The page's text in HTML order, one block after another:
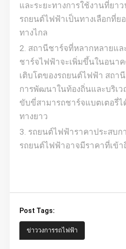
และระยะทางการใช้งานที่ยา
รถยนต์ไฟฟ้าเป็นทางเลือกที่ย
ทางไกล
สถานีชาร์จที่หลากหลายแล
ชาร์จไฟฟ้าจะเพิ่มขึ้นในอนาค
เติบโตของรถยนต์ไฟฟ้า สถา
การพัฒนาในท้องถิ่นและบริเ
ขับขี่สามารถชาร์จแบตเตอรี่ไ
ทางยาว
รถยนต์ไฟฟ้าราคาประสบ
รถยนต์ไฟฟ้าอาจมีราคาที่เข้า
Post Tags:
ข่าววงการรถไฟฟ้า